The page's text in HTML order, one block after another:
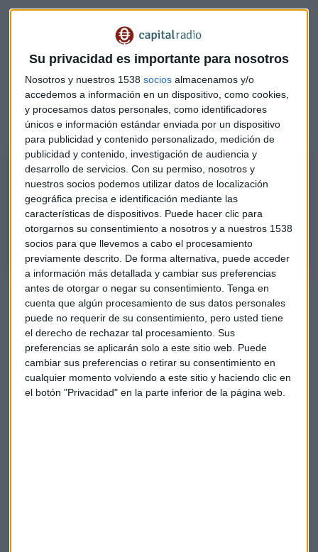
Su privacidad es importante para nosotros
Nosotros y nuestros 1538 socios almacenamos y/o
accedemos a información en un dispositivo, como cookies,
y procesamos datos personales, como identificadores
únicos e información estándar enviada por un dispositivo
para publicidad y contenido personalizado, medición de
publicidad y contenido, investigación de audiencia y
desarrollo de servicios. Con su permiso, nosotros y
nuestros socios podemos utilizar datos de localización
geográfica precisa e identificación mediante las
características de dispositivos. Puede hacer clic para
otorgarnos su consentimiento a nosotros y a nuestros 1538
socios para que llevemos a cabo el procesamiento
previamente descrito. De forma alternativa, puede acceder
a información más detallada y cambiar sus preferencias
antes de otorgar o negar su consentimiento. Tenga en
cuenta que algún procesamiento de sus datos personales
puede no requerir de su consentimiento, pero usted tiene
el derecho de rechazar tal procesamiento. Sus
preferencias se aplicarán solo a este sitio web. Puede
cambiar sus preferencias o retirar su consentimiento en
cualquier momento volviendo a este sitio y haciendo clic en
el botón "Privacidad" en la parte inferior de la página web.
como director general externo a las familias propietarias.
"Ricardo ha entendido fenomenalmente la filosofía de la
ideas, con muchísima innovación en la cabeza y que seguro
que le va a dar la vuelta al calcetín de riscal", afirma el
director técnico.
Marqués de Riscal lanza verticales históricas de vinos de los años
40, 50 y 60
Luis Hurtado de Amezaga, director técnico de la bodega, anuncia en
primicia un proyecto exclusivo para poner en valor la mayor colección
de añadas antiguas del mundo.
Primicia: verticales exclusivas de añadas
históricas
"Tenemos un gran proyecto para poner en valor una serie de
añadas históricas que tenemos en la bodega", anuncia
Hurtado de Amezaga. La bodega dispone de la mayor
colección de añadas antiguas del mundo, con "bastantes